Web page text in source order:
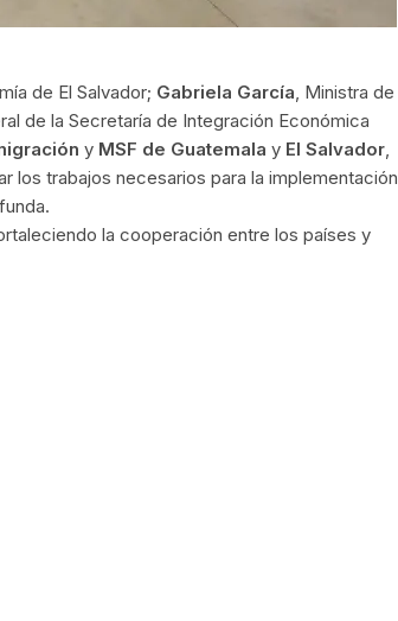
de El Salvador; Gabriela García, Ministra de
de la Secretaría de Integración Económica
y MSF de Guatemala y El Salvador,
los trabajos necesarios para la implementación
la cooperación entre los países y